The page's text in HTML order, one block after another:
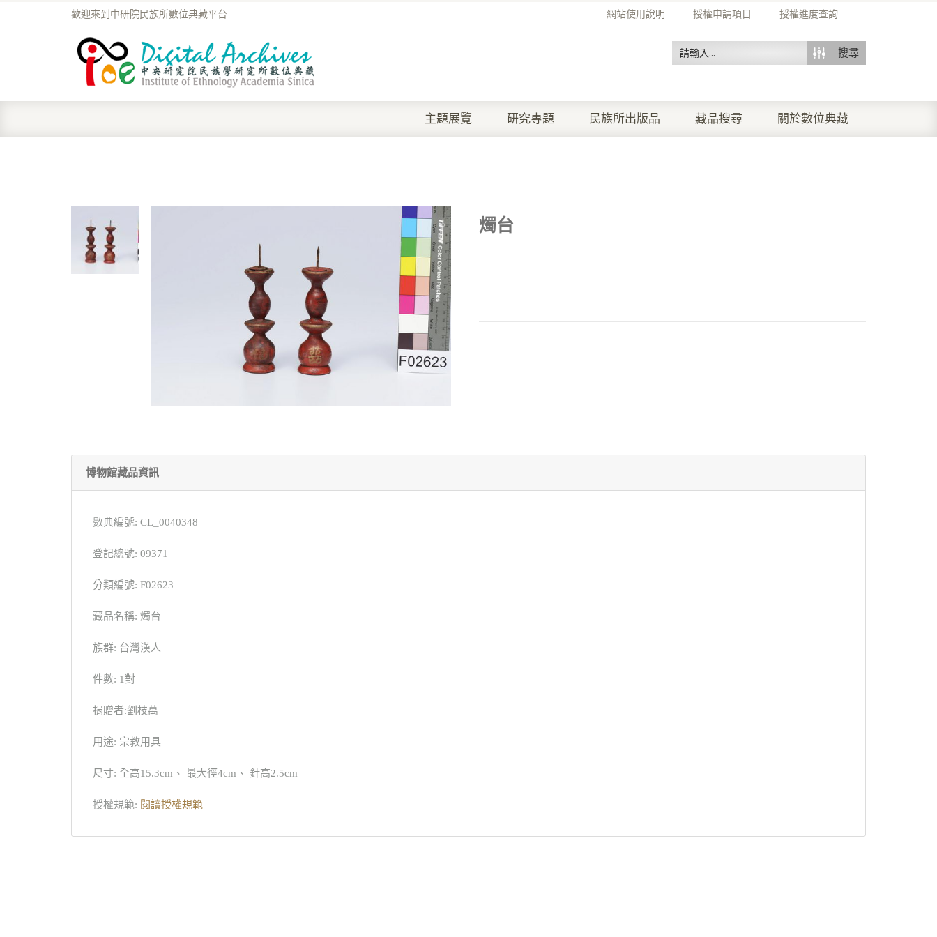
網站使用說明 授權申請項目 授權進度查詢
歡迎來到中研院民族所數位典藏平台
搜尋
主題展覽 研究專題 民族所出版品 藏品搜尋 關於數位典藏
燭台
博物館藏品資訊
數典編號: CL_0040348
登記總號: 09371
分類編號: F02623
藏品名稱: 燭台
族群: 台灣漢人
件數: 1對
捐贈者:劉枝萬
用途: 宗教用具
尺寸: 全高15.3cm、 最大徑4cm、 針高2.5cm
授權規範: 閱讀授權規範